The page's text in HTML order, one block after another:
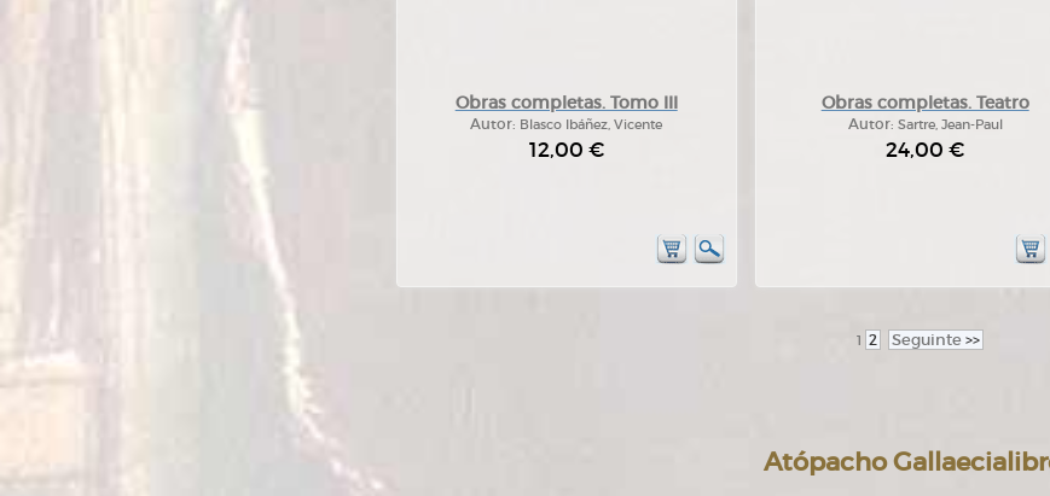
Obras completas. Tomo III
Autor: Blasco Ibáñez, Vicente
12,00 €
Obras completas. Teatro
Autor: Sartre, Jean-Paul
24,00 €
1 2 Seguinte >>
Atópacho